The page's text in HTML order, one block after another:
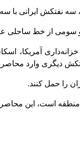
سه نفتکش ایرانی با
سومی از خط ساحلی
خزانه‌داری
دیگری وارد
منطقه است، این